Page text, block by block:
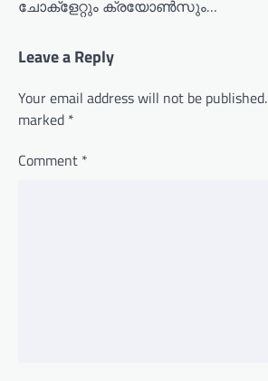
ചോക്ളേറ്റും ക്രയോൺസും…
Leave a Reply
Your email address will not be published.
marked *
Comment *